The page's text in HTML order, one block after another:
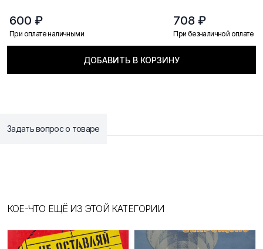
600 ₽
При оплате наличными
708 ₽
При безналичной оплате
ДОБАВИТЬ В КОРЗИНУ
Задать вопрос о товаре
КОЕ-ЧТО ЕЩЁ ИЗ ЭТОЙ КАТЕГОРИИ